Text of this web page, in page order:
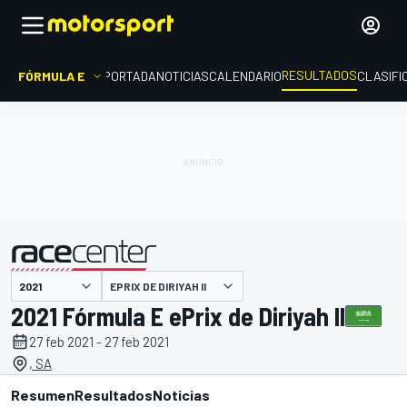
FÓRMULA E PORTADANOTICIASCALENDARIORESULTADOS
presentado por EPRIX DE DIRIYAH II
2021 Fórmula E ePrix de Diriyah II
27 feb 2021 - 27 feb 2021
, SA
ResumenResultadosNoticias